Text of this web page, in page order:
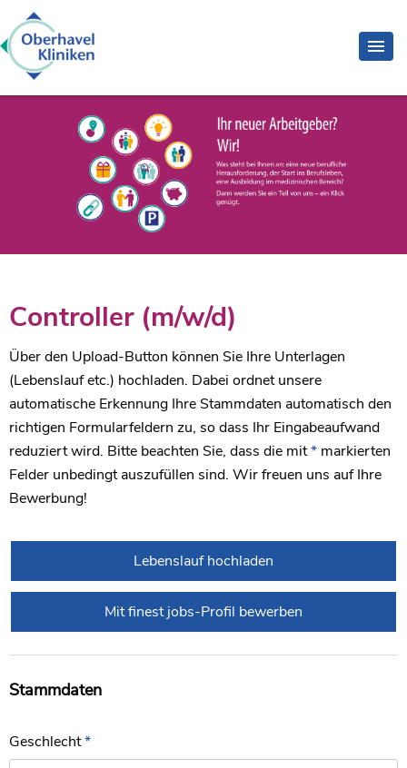
Controller (m/w/d)
Über den Upload-Button können Sie Ihre Unterlagen
(Lebenslauf etc.) hochladen. Dabei ordnet unsere
automatische Erkennung Ihre Stammdaten automatisch den
richtigen Formularfeldern zu, so dass Ihr Eingabeaufwand
reduziert wird. Bitte beachten Sie, dass die mit* markierten
Felder unbedingt auszufüllen sind. Wir freuen uns auf Ihre
Bewerbung!
Lebenslauf hochladen
Mit finest jobs-Profil bewerben
Stammdaten
Geschlecht*